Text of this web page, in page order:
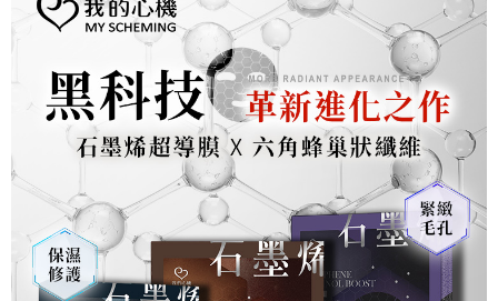
購買商品的店家。未經商家同意取消之訂單仍視為有效，需透過AFTEE先享
後付繳納相關費用。
※ 交易是否成功請以「AFTEE先享後付 」之結帳頁面顯示為準，若有關於
是否繳費成功／繳費後需取消欲退款等相關疑問，請聯繫「AFTEE先享後付
客戶支援中心」https://netprotections.freshdesk.com/support/home
【注意事項】
１．透過由恩沛科技股份有限公司提供之「AFTEE先享後付」服務完成之交
易，需依本服務之必要範圍內提供個人資料，並將交易相關給付款項請求債
權轉讓予恩沛科技股份有限公司。
２．關於個人資料處理事宜，請瀏覽以下網址：
https://aftee.tw/terms/#terms3
３．未成年的使用者請事先徵得法定代理人或監護人之同意方可使用
「AFTEE先享後付」，若未經同意申辦者引起之損失，本公司不負相關責
任。
海外配送(普通) 查看運費